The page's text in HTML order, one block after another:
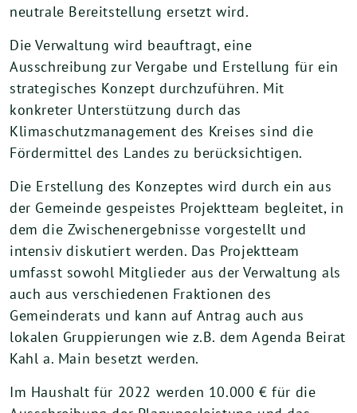
neutrale Bereitstellung ersetzt wird.
Die Verwaltung wird beauftragt, eine
Ausschreibung zur Vergabe und Erstellung für ein
strategisches Konzept durchzuführen. Mit
konkreter Unterstützung durch das
Klimaschutzmanagement des Kreises sind die
Fördermittel des Landes zu berücksichtigen.
Die Erstellung des Konzeptes wird durch ein aus
der Gemeinde gespeistes Projektteam begleitet, in
dem die Zwischenergebnisse vorgestellt und
intensiv diskutiert werden. Das Projektteam
umfasst sowohl Mitglieder aus der Verwaltung als
auch aus verschiedenen Fraktionen des
Gemeinderats und kann auf Antrag auch aus
lokalen Gruppierungen wie z.B. dem Agenda Beirat
Kahl a. Main besetzt werden.
Im Haushalt für 2022 werden 10.000 € für die